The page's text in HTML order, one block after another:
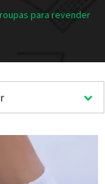
para revender